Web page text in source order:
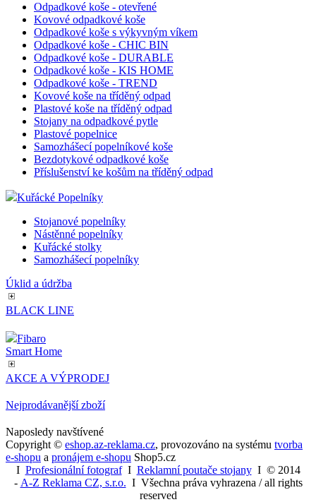
Odpadkové koše - otevřené
Kovové odpadkové koše
Odpadkové koše s výkyvným víkem
Odpadkové koše - CHIC BIN
Odpadkové koše - DURABLE
Odpadkové koše - KIS HOME
Odpadkové koše - TREND
Kovové koše na tříděný odpad
Plastové koše na tříděný odpad
Stojany na odpadkové pytle
Plastové popelnice
Samozhášecí popelníkové koše
Bezdotykové odpadkové koše
Příslušenství ke košům na tříděný odpad
Kuřácké Popelníky
Stojanové popelníky
Nástěnné popelníky
Kuřácké stolky
Samozhášecí popelníky
Úklid a údržba
BLACK LINE
Fibaro
Smart Home
AKCE A VÝPRODEJ
Nejprodávanější zboží
Naposledy navštívené
Copyright © eshop.az-reklama.cz, provozováno na systému tvorba
e-shopu a pronájem e-shopu Shop5.cz
I Profesionální fotografI Reklamní poutače stojanyI © 2014
- A-Z Reklama CZ, s.r.o. I Všechna práva vyhrazena / all rights
reserved